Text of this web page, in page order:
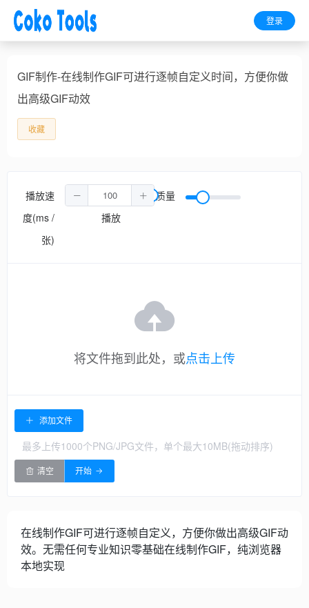
登录
GIF制作-在线制作GIF可进行逐帧自定义时间，方便你做
出高级GIF动效
收藏
播放速
度(ms /
张)
循环
播放
质量
将文件拖到此处，或点击上传
添加文件
最多上传1000个PNG/JPG文件，单个最大10MB(拖动排序)
清空 开始
在线制作GIF可进行逐帧自定义，方便你做出高级GIF动
效。无需任何专业知识零基础在线制作GIF，纯浏览器
本地实现